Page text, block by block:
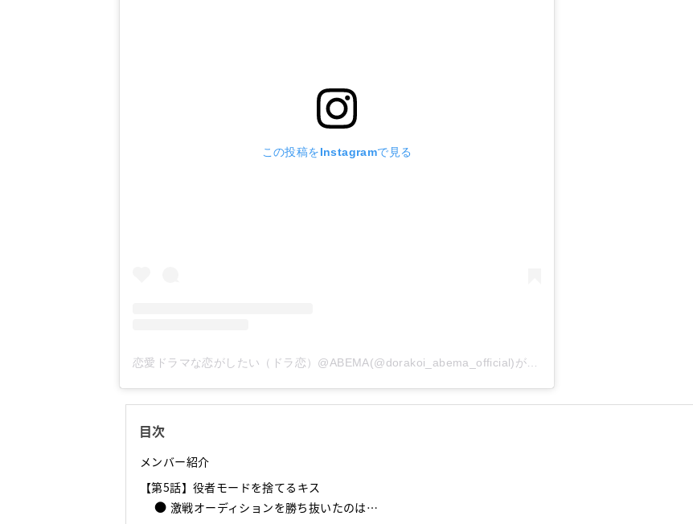
この投稿をInstagramで見る
目次
メンバー紹介
【第5話】役者モードを捨てるキス
激戦オーディションを勝ち抜いたのは…